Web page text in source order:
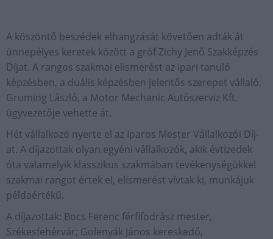
A köszöntő beszédek elhangzását követően adták át
ünnepélyes keretek között a gróf Zichy Jenő Szakképzés
Díjat. A rangos szakmai elismerést az ipari tanuló
képzésben, a duális képzésben jelentős szerepet vállaló,
Gruming László, a Motor Mechanic Autószerviz Kft.
ügyvezetője vehette át.
Hét vállalkozó nyerte el az Iparos Mester Vállalkozói Díj-
at. A díjazottak olyan egyéni vállalkozók, akik évtizedek
óta valamelyik klasszikus szakmában tevékenységükkel
szakmai rangot értek el, elismerést vívtak ki, munkájuk
példaértékű.
A díjazottak: Bocs Ferenc férfifodrász mester,
Székesfehérvár; Golenyák János kereskedő,